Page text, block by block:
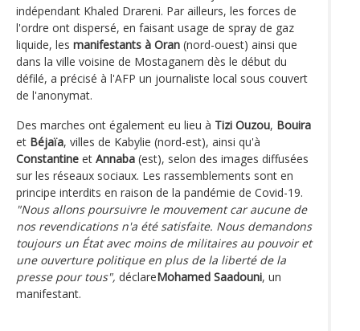
indépendant Khaled Drareni. Par ailleurs, les forces de
l'ordre ont dispersé, en faisant usage de spray de gaz
liquide, les manifestants à Oran (nord-ouest) ainsi que
dans la ville voisine de Mostaganem dès le début du
défilé, a précisé à l'AFP un journaliste local sous couvert
de l'anonymat.
Des marches ont également eu lieu à Tizi Ouzou, Bouira
et Béjaïa, villes de Kabylie (nord-est), ainsi qu'à
Constantine et Annaba (est), selon des images diffusées
sur les réseaux sociaux. Les rassemblements sont en
principe interdits en raison de la pandémie de Covid-19.
"Nous allons poursuivre le mouvement car aucune de
nos revendications n'a été satisfaite. Nous demandons
toujours un État avec moins de militaires au pouvoir et
une ouverture politique en plus de la liberté de la
presse pour tous", déclareMohamed Saadouni, un
manifestant.